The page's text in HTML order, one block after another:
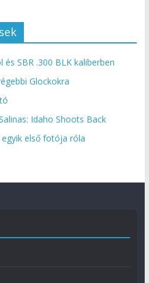
és SBR .300 BLK kaliberben
Glockokra
Idaho Shoots Back
egyik első fotója róla